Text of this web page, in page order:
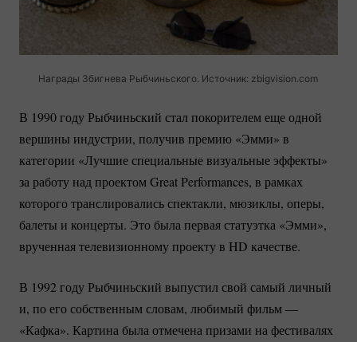
Награды Збигнева Рыбчиньского. Источник: zbigvision.com
В 1990 году Рыбчиньский стал покорителем еще одной
вершины индустрии, получив премию «Эмми» в
категории «Лучшие специальные визуальные эффекты»
за работу над проектом Great Performances, в рамках
которого транслировались спектакли, мюзиклы, оперы,
балеты и концерты. Это была первая статуэтка «Эмми»,
врученная телевизионному проекту в HD качестве.
В 1992 году Рыбчиньский выпустил свой самый личный
и, по его собственным словам, любимый фильм —
«Кафка». Картина была отмечена призами на фестивалях